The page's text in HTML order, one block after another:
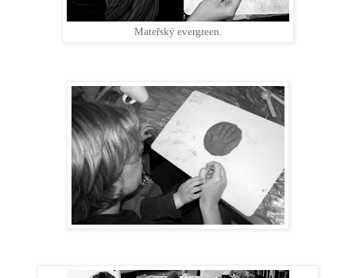
Mateřský evergreen.